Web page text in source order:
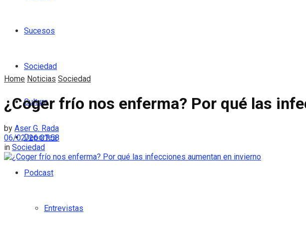
Sucesos
Sociedad
Cultura
Deportes
Podcast
Entrevistas
Home Noticias Sociedad
¿Coger frío nos enferma? Por qué las
by Aser G. Rada
06/02/26 07:58
in Sociedad